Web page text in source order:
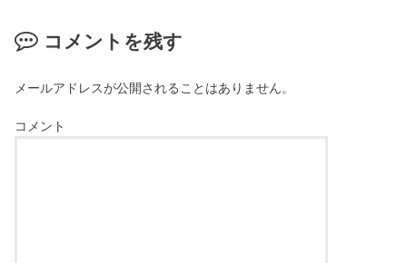
コメントを残す
メールアドレスが公開されることはありません。
コメント